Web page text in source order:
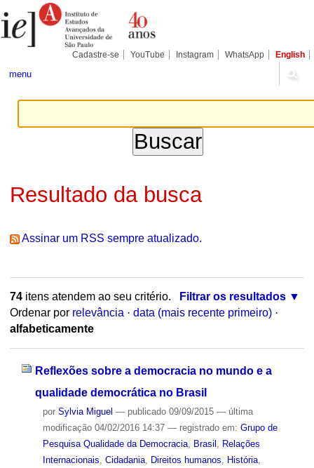
para
conteúdo.
Pessoais
Cadastre-se YouTube Instagram WhatsApp English
menu
Resultado da busca
Assinar um RSS sempre atualizado.
74itens atendem ao seu critério.
Filtrar os resultados
Ordenar por relevância · data (mais recente primeiro) ·
alfabeticamente
Reflexões sobre a democracia no mundo e a
qualidade democrática no Brasil
por Sylvia Miguel — publicado09/09/2015 — última
modificação04/02/2016 14:37 — registrado em: Grupo de
Pesquisa Qualidade da Democracia, Brasil
Relações
Internacionais Cidadania, Direitos humanos História,